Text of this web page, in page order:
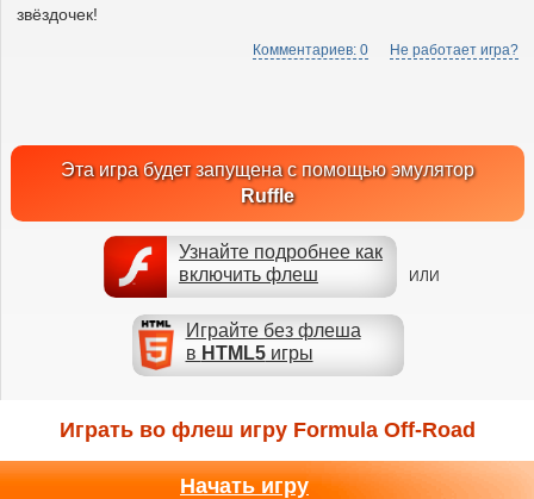
звёздочек!
Комментариев: 0 Не работает игра?
Эта игра будет запущена с помощью эмулятор
Ruffle
Узнайте подробнее как
включить флеш
ИЛИ
Играйте без флеша
в HTML5игры
Играть во флеш игру Formula Off-Road
Начать игру